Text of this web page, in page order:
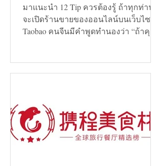
มาแนะนำ 12 Tip ควรต้องรู้ ถ้าทุกท่าน
จะเปิดร้านขายของออนไลน์บนเว็บไซต์
Taobao คนจีนมีคำพูดทำนองว่า “ถ้าคุณ